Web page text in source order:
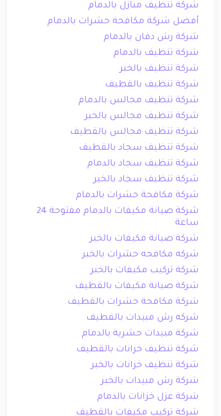
شركة تنظيف منازل بالدمام
أفضل شركة مكافحة حشرات بالدمام
شركة رش دفان بالدمام
شركة تنظيف بالدمام
شركة تنظيف بالخبر
شركة تنظيف بالقطيف
شركة تنظيف مجالس بالدمام
شركة تنظيف مجالس بالخبر
شركة تنظيف مجالس بالقطيف
شركة تنظيف سجاد بالقطيف
شركة تنظيف سجاد بالدمام
شركة تنظيف سجاد بالخبر
شركة مكافحة حشرات بالدمام
شركة صيانة مكيفات بالدمام مفتوحة 24
ساعة
شركة صيانة مكيفات بالخبر
شركه مكافحه حشرات بالخبر
شركة تركيب مكيفات بالخبر
شركة صيانة مكيفات بالقطيف
شركة مكافحة حشرات بالقطيف
شركه رش مبيدات بالقطيف
شركة مبيدات حشرية بالدمام
شركة تنظيف خزانات بالقطيف
شركة تنظيف خزانات بالخبر
شركة رش مبيدات بالخبر
شركة عزل خزانات بالدمام
شركة تركيب مكيفات بالقطيف